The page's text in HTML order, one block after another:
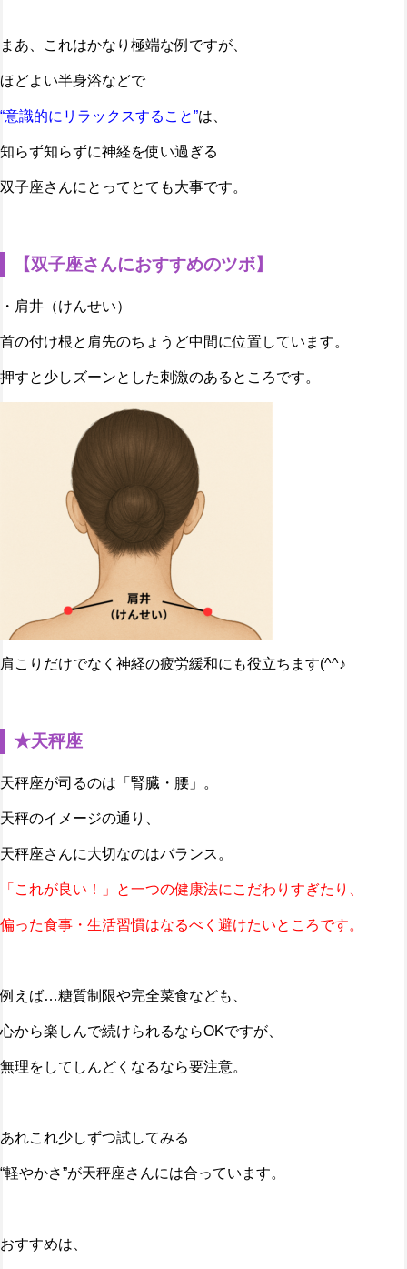
まあ、これはかなり極端な例ですが、
ほどよい半身浴などで
“意識的にリラックスすること”は、
知らず知らずに神経を使い過ぎる
双子座さんにとってとても大事です。
【双子座さんにおすすめのツボ】
・肩井（けんせい）
首の付け根と肩先のちょうど中間に位置しています。
押すと少しズーンとした刺激のあるところです。
肩こりだけでなく神経の疲労緩和にも役立ちます(^^♪
★天秤座
天秤座が司るのは「腎臓・腰」。
天秤のイメージの通り、
天秤座さんに大切なのはバランス。
「これが良い！」と一つの健康法にこだわりすぎたり、
偏った食事・生活習慣はなるべく避けたいところです。
例えば…糖質制限や完全菜食なども、
心から楽しんで続けられるならOKですが、
無理をしてしんどくなるなら要注意。
あれこれ少しずつ試してみる
“軽やかさ”が天秤座さんには合っています。
おすすめは、